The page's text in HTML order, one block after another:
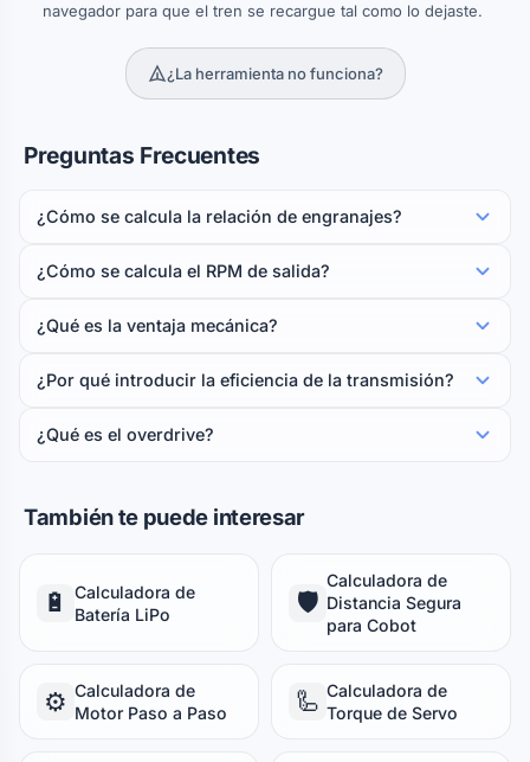
navegador para que el tren se recargue tal como lo dejaste.
¿La herramienta no funciona?
Preguntas Frecuentes
¿Cómo se calcula la relación de engranajes?
¿Cómo se calcula el RPM de salida?
¿Qué es la ventaja mecánica?
¿Por qué introducir la eficiencia de la transmisión?
¿Qué es el overdrive?
También te puede interesar
🔋
Calculadora de
Batería LiPo
🛡️
Calculadora de
Distancia Segura
para Cobot
⚙️ Calculadora de
Motor Paso a Paso
🦾 Calculadora de
Torque de Servo